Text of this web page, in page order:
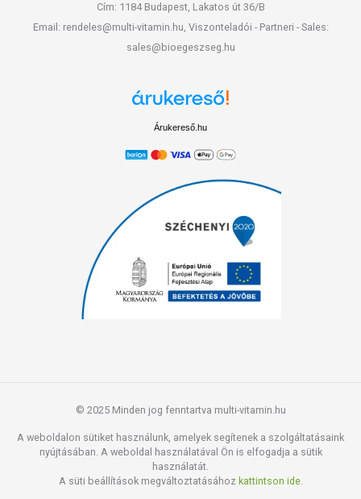
Cím: 1184 Budapest, Lakatos út 36/B
Email: rendeles@multi-vitamin.hu, Viszonteladói - Partneri - Sales:
sales@bioegeszseg.hu
Árukereső.hu
© 2025 Minden jog fenntartva multi-vitamin.hu
A weboldalon sütiket használunk, amelyek segítenek a szolgáltatásaink
nyújtásában. A weboldal használatával Ön is elfogadja a sütik
használatát.
A süti beállítások megváltoztatásához kattintson ide.